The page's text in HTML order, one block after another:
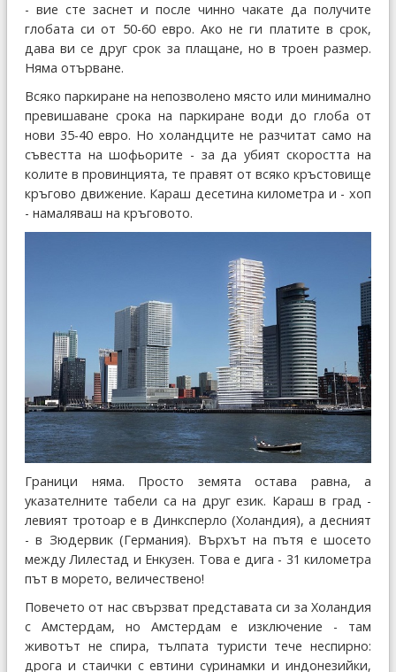
- вие сте заснет и после чинно чакате да получите
глобата си от 50-60 евро. Ако не ги платите в срок,
дава ви се друг срок за плащане, но в троен размер.
Няма отърване.
Всяко паркиране на непозволено място или минимално
превишаване срока на паркиране води до глоба от
нови 35-40 евро. Но холандците не разчитат само на
съвестта на шофьорите - за да убият скоростта на
колите в провинцията, те правят от всяко кръстовище
кръгово движение. Караш десетина километра и - хоп
- намаляваш на кръговото.
Граници няма. Просто земята остава равна, а
указателните табели са на друг език. Караш в град -
левият тротоар е в Динксперло (Холандия), а десният
- в Зюдервик (Германия). Върхът на пътя е шосето
между Лилестад и Енкузен. Това е дига - 31 километра
път в морето, величествено!
Повечето от нас свързват представата си за Холандия
с Амстердам, но Амстердам e изключение - там
животът не спира, тълпата туристи тече неспирно:
дрога и стаички с евтини суринамки и индонезийки,